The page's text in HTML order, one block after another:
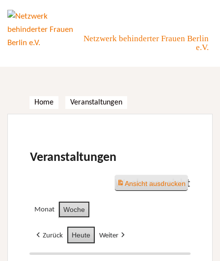
content
Netzwerk behinderter Frauen Berlin
e.V.
Home Veranstaltungen
Veranstaltungen
Wochenansicht
Monat Woche
Zurück Heute Weiter
Ansichtausdrucken